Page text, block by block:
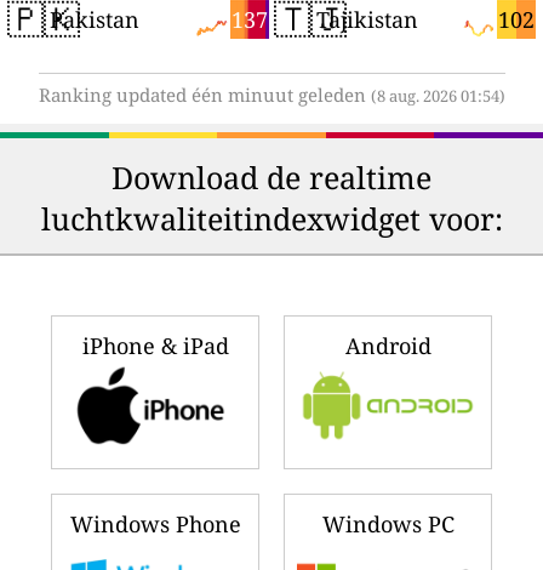
🇵🇰 137
Pakistan 🇹🇯 102
Tajikistan
Ranking updated één minuut geleden (8 aug. 2026 01:54)
Download de realtime
luchtkwaliteitindexwidget voor:
iPhone & iPad Android
Windows Phone Windows PC